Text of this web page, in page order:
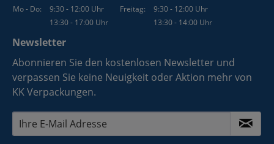
Mo - Do: 9:30 - 12:00 Uhr Freitag:
9:30 - 12:00 Uhr
13:30 - 17:00 Uhr
13:30 - 14:00 Uhr
Newsletter
Abonnieren Sie den kostenlosen Newsletter und
verpassen Sie keine Neuigkeit oder Aktion mehr von
KK Verpackungen.